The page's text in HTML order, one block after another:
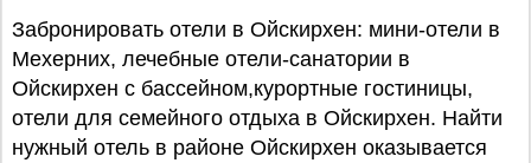
Забронировать отели в Ойскирхен: мини-отели в
Мехерних, лечебные отели-санатории в
Ойскирхен с бассейном,курортные гостиницы,
отели для семейного отдыха в Ойскирхен. Найти
нужный отель в районе Ойскирхен оказывается